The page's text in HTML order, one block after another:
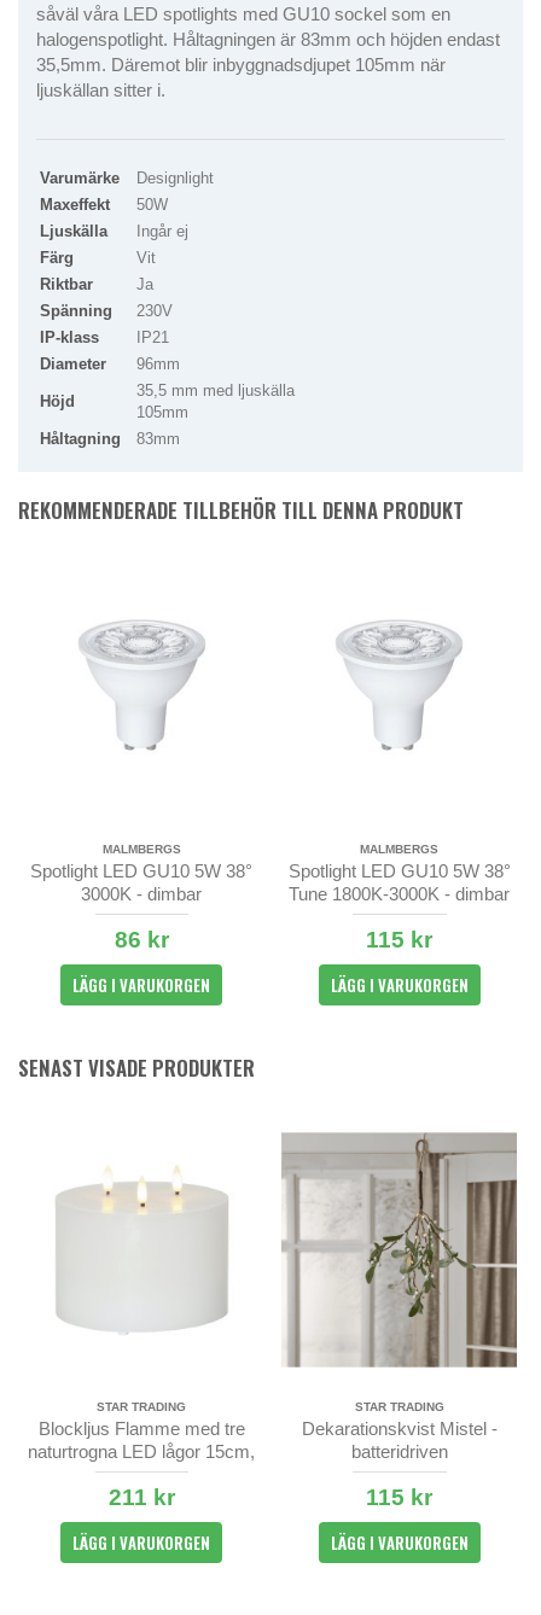
såväl våra LED spotlights med GU10 sockel som en
halogenspotlight. Håltagningen är 83mm och höjden endast
35,5mm. Däremot blir inbyggnadsdjupet 105mm när
ljuskällan sitter i.
Varumärke
Designlight
Maxeffekt
50W
Ljuskälla
Ingår ej
Färg
Vit
Riktbar
Ja
Spänning
230V
IP-klass
IP21
Diameter
96mm
Höjd
35,5 mm med ljuskälla
105mm
Håltagning
83mm
REKOMMENDERADE TILLBEHÖR TILL DENNA PRODUKT
MALMBERGS
Spotlight LED GU10 5W 38°
3000K - dimbar
86 kr
LÄGG I VARUKORGEN
MALMBERGS
Spotlight LED GU10 5W 38°
Tune 1800K-3000K - dimbar
115 kr
LÄGG I VARUKORGEN
SENAST VISADE PRODUKTER
STAR TRADING
Blockljus Flamme med tre
naturtrogna LED lågor 15cm,
med timer
211 kr
LÄGG I VARUKORGEN
STAR TRADING
Dekarationskvist Mistel -
batteridriven
115 kr
LÄGG I VARUKORGEN